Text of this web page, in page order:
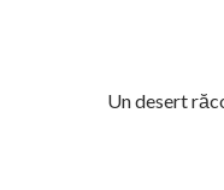
Un desert